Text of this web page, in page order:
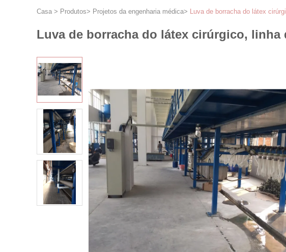
Casa > Produtos> Projetos da engenharia médica> Luva de borracha do látex
Luva de borracha do látex cirúrgico,